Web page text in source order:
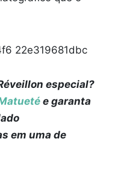
especial?
e garanta
em uma de